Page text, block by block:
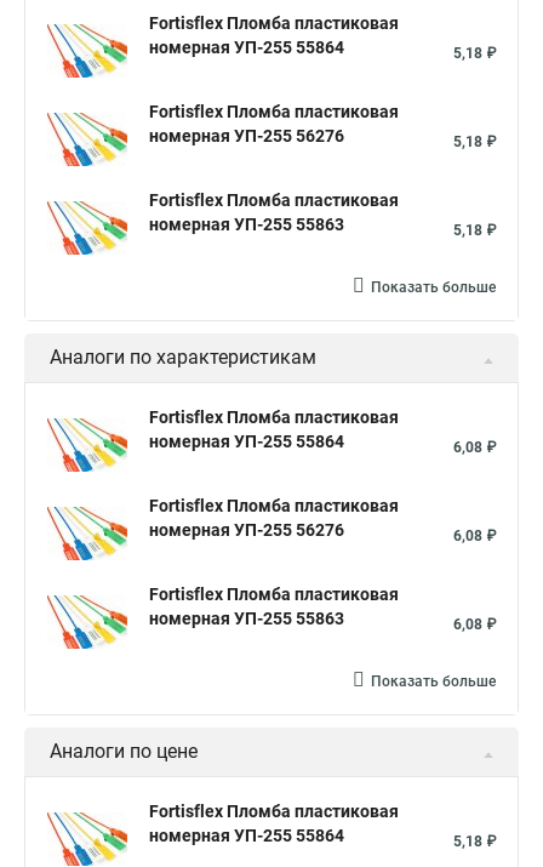
Fortisflex Пломба пластиковая
номерная УП-255 55864
5,18 ₽
Fortisflex Пломба пластиковая
номерная УП-255 56276
5,18 ₽
Fortisflex Пломба пластиковая
номерная УП-255 55863
5,18 ₽
Показать больше
Аналоги по характеристикам
Fortisflex Пломба пластиковая
номерная УП-255 55864
6,08 ₽
Fortisflex Пломба пластиковая
номерная УП-255 56276
6,08 ₽
Fortisflex Пломба пластиковая
номерная УП-255 55863
6,08 ₽
Показать больше
Аналоги по цене
Fortisflex Пломба пластиковая
номерная УП-255 55864
5,18 ₽